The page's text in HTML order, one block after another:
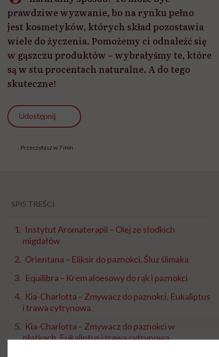
prawdziwe wyzwanie, bo na rynku pełno
jest kosmetyków, których skład pozostawia
wiele do życzenia. Pomożemy ci odnaleźć się
w gąszczu produktów – wybrałyśmy te, które
są w stu procentach naturalne. A do tego
skuteczne!
Udostępnij
Przeczytasz w 7 min
SPIS TREŚCI
Instytut Aromaterapii – Olej ze słodkich
migdałów
Orientana – Eliksir do paznokci. Śluz ślimaka
Equilibra – Krem aloesowy do rąk i paznokci
Kia-Charlotta – Zmywacz do paznokci. Eukaliptus
i trawa cytrynowa
Kia-Charlotta – Zmywacz do paznokci w
płatkach. Eukaliptus i trawa cytrynowa